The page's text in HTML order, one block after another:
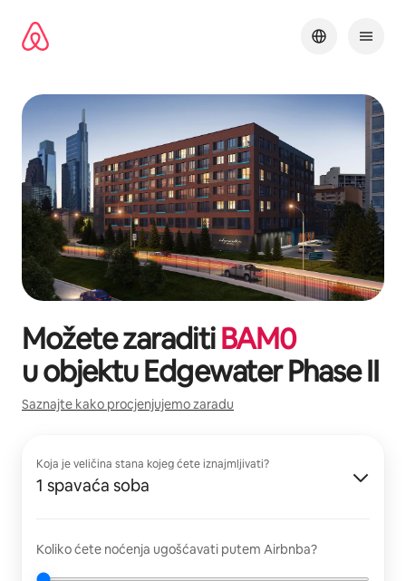
sadržaj
Možete zaraditiBAM0
u objektuEdgewater Phase II
Saznajte kako procjenjujemo zaradu
Koja je veličina stana kojeg ćete iznajmljivati?
1 spavaća soba
Koliko ćete noćenja ugošćavati putem Airbnba?